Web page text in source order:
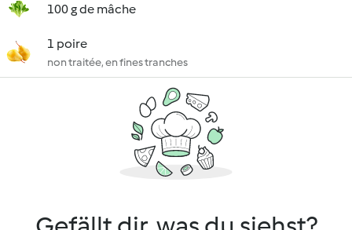
100 g de mâche
1 poire
non traitée, en fines tranches